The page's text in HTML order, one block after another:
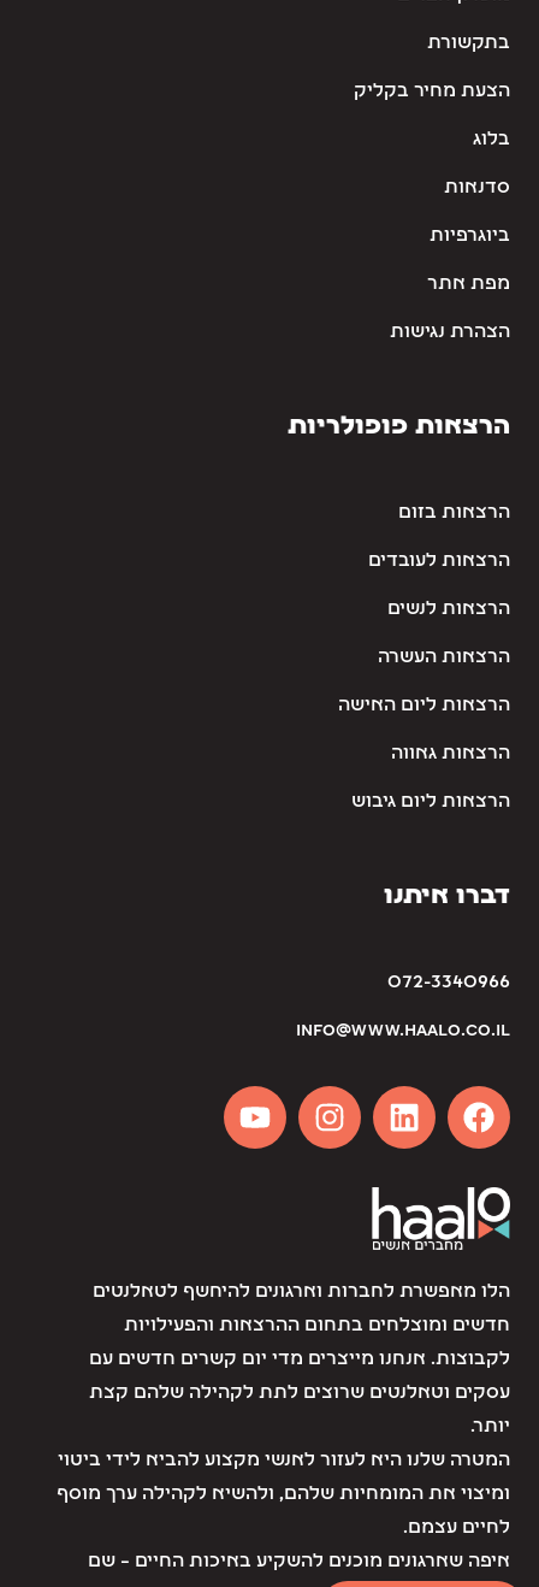
בתקשורת
הצעת מחיר בקליק
בלוג
סדנאות
ביוגרפיות
מפת אתר
הצהרת נגישות
הרצאות פופולריות
הרצאות בזום
הרצאות לעובדים
הרצאות לנשים
הרצאות העשרה
הרצאות ליום האישה
הרצאות גאווה
הרצאות ליום גיבוש
דברו איתנו
072-3340966
info@www.haalo.co.il
הלו מאפשרת לחברות וארגונים להיחשף לטאלנטים
חדשים ומוצלחים בתחום ההרצאות והפעילויות
לקבוצות. אנחנו מייצרים מדי יום קשרים חדשים עם
עסקים וטאלנטים שרוצים לתת לקהילה שלהם קצת
יותר.
המטרה שלנו היא לעזור לאנשי מקצוע להביא לידי ביטוי
ומיצוי את המומחיות שלהם, ולהשיא לקהילה ערך מוסף
לחיים עצמם.
איפה שארגונים מוכנים להשקיע באיכות החיים – שם